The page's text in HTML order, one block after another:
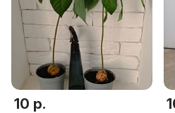
10 р.